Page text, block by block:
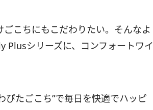
こちにもこだわりたい。そんなよ
Plusシリーズに、コンフォートワイ
ぴたごこち”で毎日を快適でハッピ